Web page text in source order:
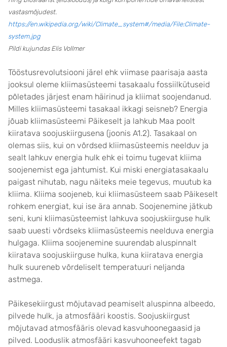
vastasmõjudest.
https://en.wikipedia.org/wiki/Climate_system#/media/File:Climate-
system.jpg
Pildi kujundas Elis Vollmer
Tööstusrevolutsiooni järel ehk viimase paarisaja aasta
jooksul oleme kliimasüsteemi tasakaalu fossiilkütuseid
põletades järjest enam häirinud ja kliimat soojendanud.
Milles kliimasüsteemi tasakaal ikkagi seisneb? Energia
jõuab kliimasüsteemi Päikeselt ja lahkub Maa poolt
kiiratava soojuskiirgusena (joonis A1.2). Tasakaal on
olemas siis, kui on võrdsed kliimasüsteemis neelduv ja
sealt lahkuv energia hulk ehk ei toimu tugevat kliima
soojenemist ega jahtumist. Kui miski energiatasakaalu
paigast nihutab, nagu näiteks meie tegevus, muutub ka
kliima. Kliima soojeneb, kui kliimasüsteem saab Päikeselt
rohkem energiat, kui ise ära annab. Soojenemine jätkub
seni, kuni kliimasüsteemist lahkuva soojuskiirguse hulk
saab uuesti võrdseks kliimasüsteemis neelduva energia
hulgaga. Kliima soojenemine suurendab aluspinnalt
kiiratava soojuskiirguse hulka, kuna kiiratava energia
hulk suureneb võrdeliselt temperatuuri neljanda
astmega.
Päikesekiirgust mõjutavad peamiselt aluspinna albeedo,
pilvede hulk, ja atmosfääri koostis. Soojuskiirgust
mõjutavad atmosfääris olevad kasvuhoonegaasid ja
pilved. Looduslik atmosfääri kasvuhooneefekt tagab